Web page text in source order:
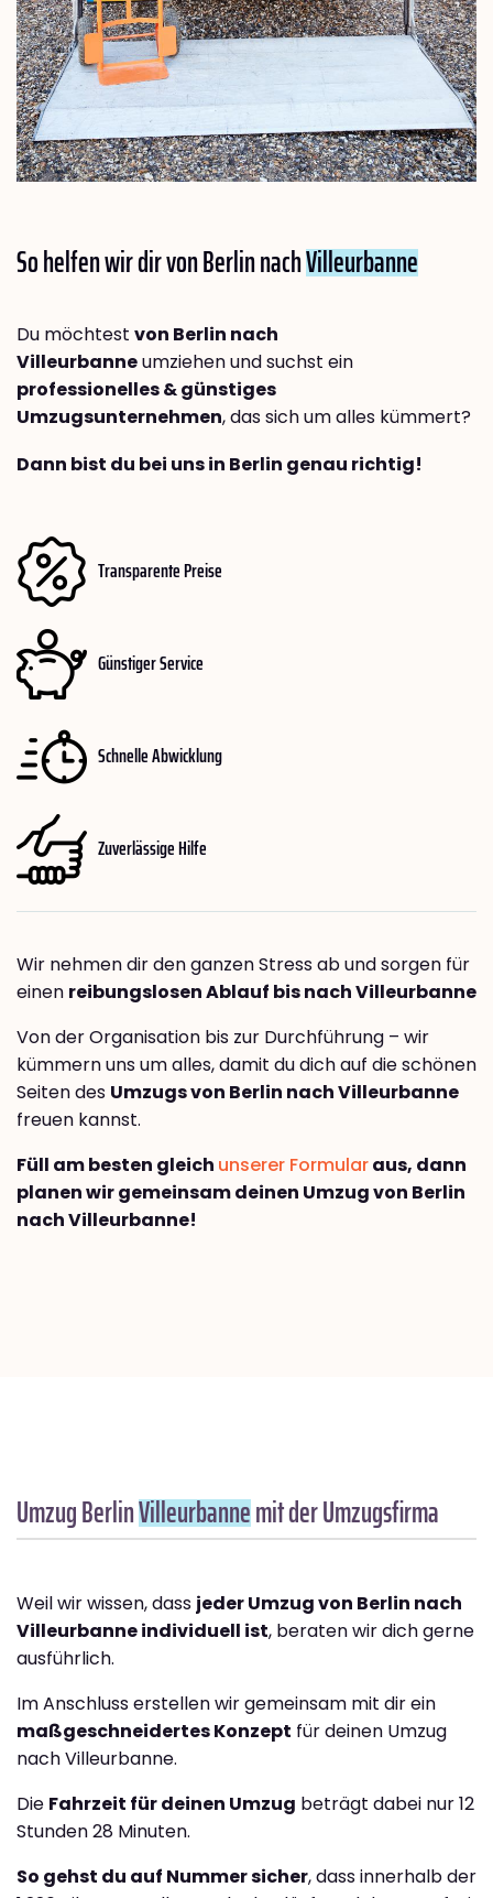
So helfen wir dir von Berlin nachVilleurbanne
Du möchtest von Berlin nach
Villeurbanneumziehen und suchst ein
professionelles & günstiges
Umzugsunternehmen, das sich um alles kümmert?
Dann bist du bei uns in Berlin genau richtig!
Transparente Preise
Günstiger Service
Schnelle Abwicklung
Zuverlässige Hilfe
Wir nehmen dir den ganzen Stress ab und sorgen für
einen reibungslosen Ablauf bis nach Villeurbanne
Von der Organisation bis zur Durchführung – wir
kümmern uns um alles, damit du dich auf die schönen
Seiten des Umzugs von Berlin nach Villeurbanne
freuen kannst.
Füll am besten gleich unserer Formularaus, dann
planen wir gemeinsam deinen Umzug von Berlin
nach Villeurbanne!
Umzug BerlinVilleurbannemit der Umzugsfirma
Weil wir wissen, dass jeder Umzug von Berlin nach
Villeurbanne individuell ist, beraten wir dich gerne
ausführlich.
Im Anschluss erstellen wir gemeinsam mit dir ein
maßgeschneidertes Konzept für deinen Umzug
nach Villeurbanne.
Die Fahrzeit für deinen Umzug beträgt dabei nur 12
Stunden 28 Minuten.
So gehst du auf Nummer sicher, dass innerhalb der